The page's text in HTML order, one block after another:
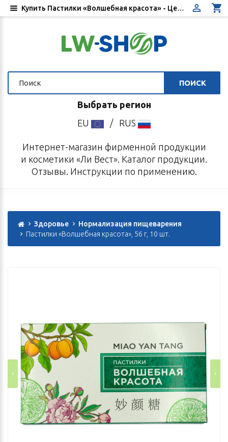
ПОИСК
Выбрать регион
EU
/ RUS
Интернет-магазин фирменной продукции
и косметики «Ли Вест». Каталог продукции.
Отзывы. Инструкции по применению.
Здоровье
Нормализация пищеварения
Пастилки «Волшебная красота», 56 г, 10 шт.
Купить Пастилки «Волшебная красота» - Цена, отзывы, инструкция по применению - Интернет-магазин «Ли Вест»